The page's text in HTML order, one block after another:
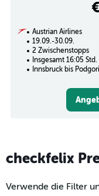
Austrian Airlines
19.09.-30.09.
2 Zwischenstopps
Insgesamt 16:05 Std.
Innsbruck bis
checkfelix
Verwende die Filter